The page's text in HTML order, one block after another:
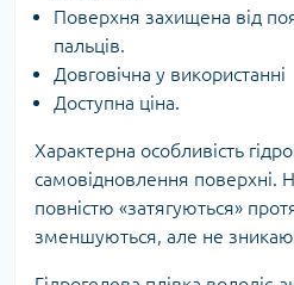
Поверхня захищена від
пальців.
Довговічна у використанні
Доступна ціна.
Характерна особливість
самовідновлення поверхні.
повністю «затягуються»
зменшуються, але не